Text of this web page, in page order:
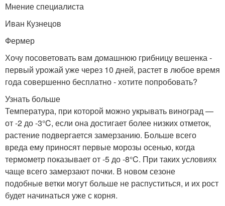
Мнение специалиста
Иван Кузнецов
Фермер
Хочу посоветовать вам домашнюю грибницу вешенка -
первый урожай уже через 10 дней, растет в любое время
года совершенно бесплатно - хотите попробовать?
Узнать больше
Температура, при которой можно укрывать виноград —
от -2 до -3°C, если она достигает более низких отметок,
растение подвергается замерзанию. Больше всего
вреда ему приносят первые морозы осенью, когда
термометр показывает от -5 до -8°C. При таких условиях
чаще всего замерзают почки. В новом сезоне
подобные ветки могут больше не распуститься, и их рост
будет начинаться уже с корня.